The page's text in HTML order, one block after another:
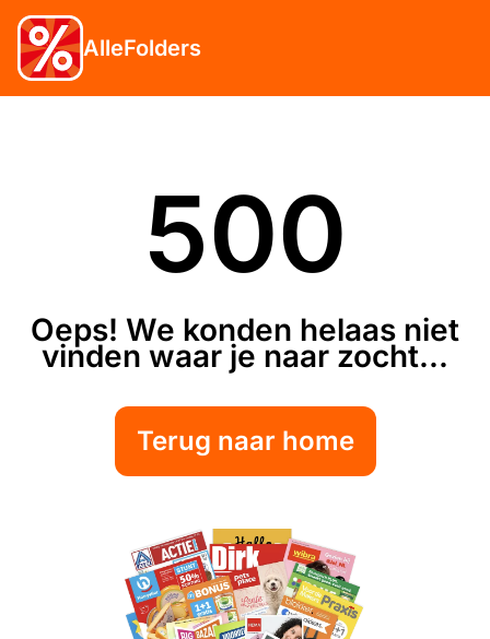
AlleFolders
500
Oeps! We konden helaas niet
vinden waar je naar zocht...
Terug naar home